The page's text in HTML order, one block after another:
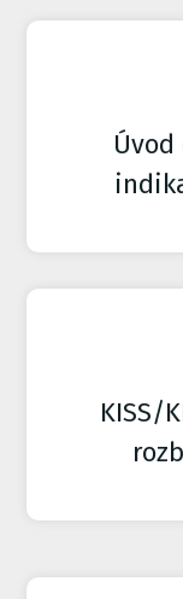
KISS/